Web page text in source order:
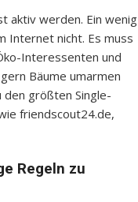
aktiv werden. Ein wenig
Internet nicht. Es muss
Interessenten und
Bäume umarmen
den größten Single-
friendscout24.de,
Regeln zu